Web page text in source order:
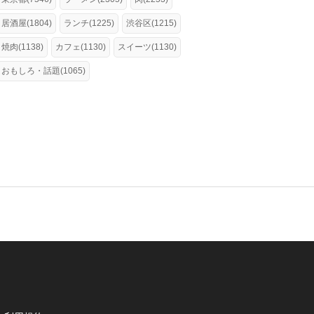
居酒屋(1804) ランチ(1225) 渋谷区(1215)
焼肉(1138) カフェ(1130) スイーツ(1130)
おもしろ・話題(1065)